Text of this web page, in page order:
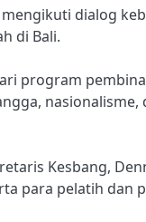
dialog
di Bali.
program
nasionalisme,
Kesbang,
para pelatih dan